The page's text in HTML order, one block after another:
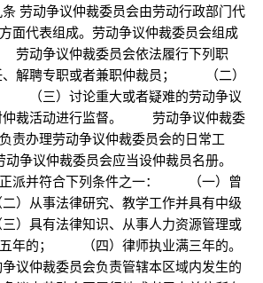
动争议仲裁委员会由劳动行政部门代
面代表组成。劳动争议仲裁委员会组成
动争议仲裁委员会依法履行下列职
聘专职或者兼职仲裁员； （二）
（三）讨论重大或者疑难的劳动争议
裁活动进行监督。 劳动争议仲裁委
责办理劳动争议仲裁委员会的日常工
议仲裁委员会应当设仲裁员名册。
派并符合下列条件之一： （一）曾
从事法律研究、教学工作并具有中级
具有法律知识、从事人力资源管理或
年的； （四）律师执业满三年的。
仲裁委员会负责管辖本区域内发生的